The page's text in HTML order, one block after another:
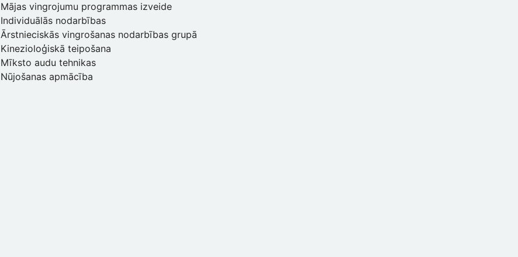
Mājas vingrojumu programmas izveide
Individuālās nodarbības
Ārstnieciskās vingrošanas nodarbības grupā
Kinezioloģiskā teipošana
Mīksto audu tehnikas
Nūjošanas apmācība